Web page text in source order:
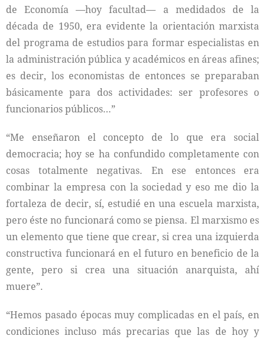
de Economía —hoy facultad— a medidados de la
década de 1950, era evidente la orientación marxista
del programa de estudios para formar especialistas en
la administración pública y académicos en áreas afines;
es decir, los economistas de entonces se preparaban
básicamente para dos actividades: ser profesores o
funcionarios públicos…”
“Me enseñaron el concepto de lo que era social
democracia; hoy se ha confundido completamente con
cosas totalmente negativas. En ese entonces era
combinar la empresa con la sociedad y eso me dio la
fortaleza de decir, sí, estudié en una escuela marxista,
pero éste no funcionará como se piensa. El marxismo es
un elemento que tiene que crear, si crea una izquierda
constructiva funcionará en el futuro en beneficio de la
gente, pero si crea una situación anarquista, ahí
muere”.
“Hemos pasado épocas muy complicadas en el país, en
condiciones incluso más precarias que las de hoy y